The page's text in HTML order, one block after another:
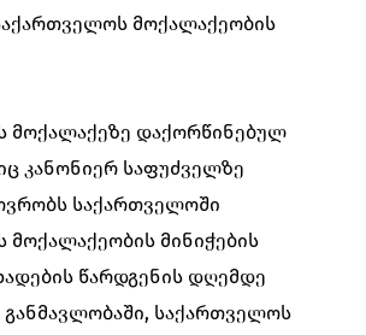
მოქალაქეობის
მოქალაქეზე დაქორწინებულ
კანონიერ საფუძველზე
საქართველოში
მინიჭების
წარდგენის დღემდე
საქართველოს